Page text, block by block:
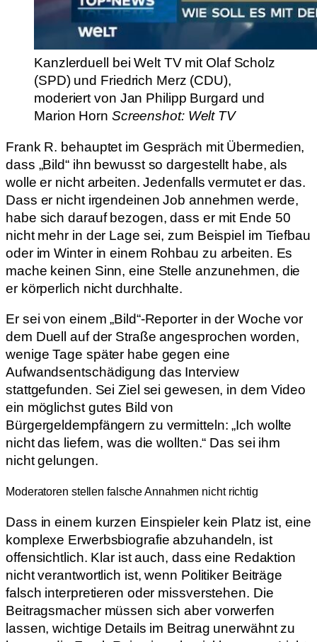
Kanzlerduell bei Welt TV mit Olaf Scholz
(SPD) und Friedrich Merz (CDU),
moderiert von Jan Philipp Burgard und
Marion Horn Screenshot: Welt TV
Frank R. behauptet im Gespräch mit Übermedien,
dass „Bild“ ihn bewusst so dargestellt habe, als
wolle er nicht arbeiten. Jedenfalls vermutet er das.
Dass er nicht irgendeinen Job annehmen werde,
habe sich darauf bezogen, dass er mit Ende 50
nicht mehr in der Lage sei, zum Beispiel im Tiefbau
oder im Winter in einem Rohbau zu arbeiten. Es
mache keinen Sinn, eine Stelle anzunehmen, die
er körperlich nicht durchhalte.
Er sei von einem „Bild“-Reporter in der Woche vor
dem Duell auf der Straße angesprochen worden,
wenige Tage später habe gegen eine
Aufwandsentschädigung das Interview
stattgefunden. Sei Ziel sei gewesen, in dem Video
ein möglichst gutes Bild von
Bürgergeldempfängern zu vermitteln: „Ich wollte
nicht das liefern, was die wollten.“ Das sei ihm
nicht gelungen.
Moderatoren stellen falsche Annahmen nicht richtig
Dass in einem kurzen Einspieler kein Platz ist, eine
komplexe Erwerbsbiografie abzuhandeln, ist
offensichtlich. Klar ist auch, dass eine Redaktion
nicht verantwortlich ist, wenn Politiker Beiträge
falsch interpretieren oder missverstehen. Die
Beitragsmacher müssen sich aber vorwerfen
lassen, wichtige Details im Beitrag unerwähnt zu